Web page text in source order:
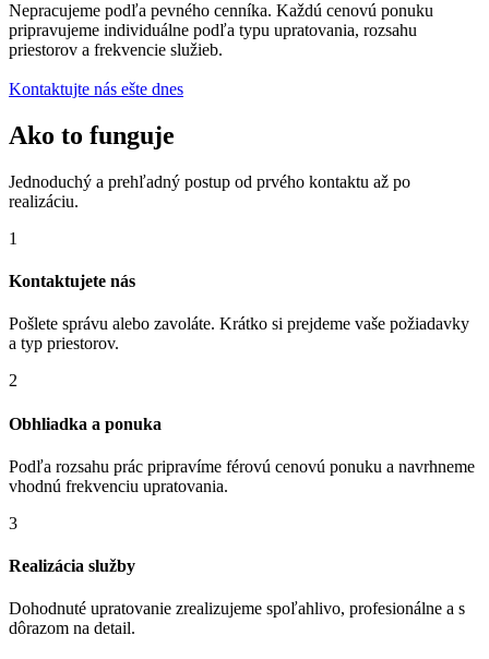
Nepracujeme podľa pevného cenníka. Každú cenovú ponuku
pripravujeme individuálne podľa typu upratovania, rozsahu
priestorov a frekvencie služieb.
Kontaktujte nás ešte dnes
Ako to funguje
Jednoduchý a prehľadný postup od prvého kontaktu až po
realizáciu.
1
Kontaktujete nás
Pošlete správu alebo zavoláte. Krátko si prejdeme vaše požiadavky
a typ priestorov.
2
Obhliadka a ponuka
Podľa rozsahu prác pripravíme férovú cenovú ponuku a navrhneme
vhodnú frekvenciu upratovania.
3
Realizácia služby
Dohodnuté upratovanie zrealizujeme spoľahlivo, profesionálne a s
dôrazom na detail.